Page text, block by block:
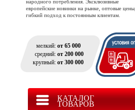
народного потребления. Эксклюзивные
европейские новинки на рынке, оптовые цены,
гибкий подход к постоянным клиентам.
мелкий: от 65 000
средний: от 200 000
крупный: от 300 000
КАТАЛОГ
ТОВАРОВ